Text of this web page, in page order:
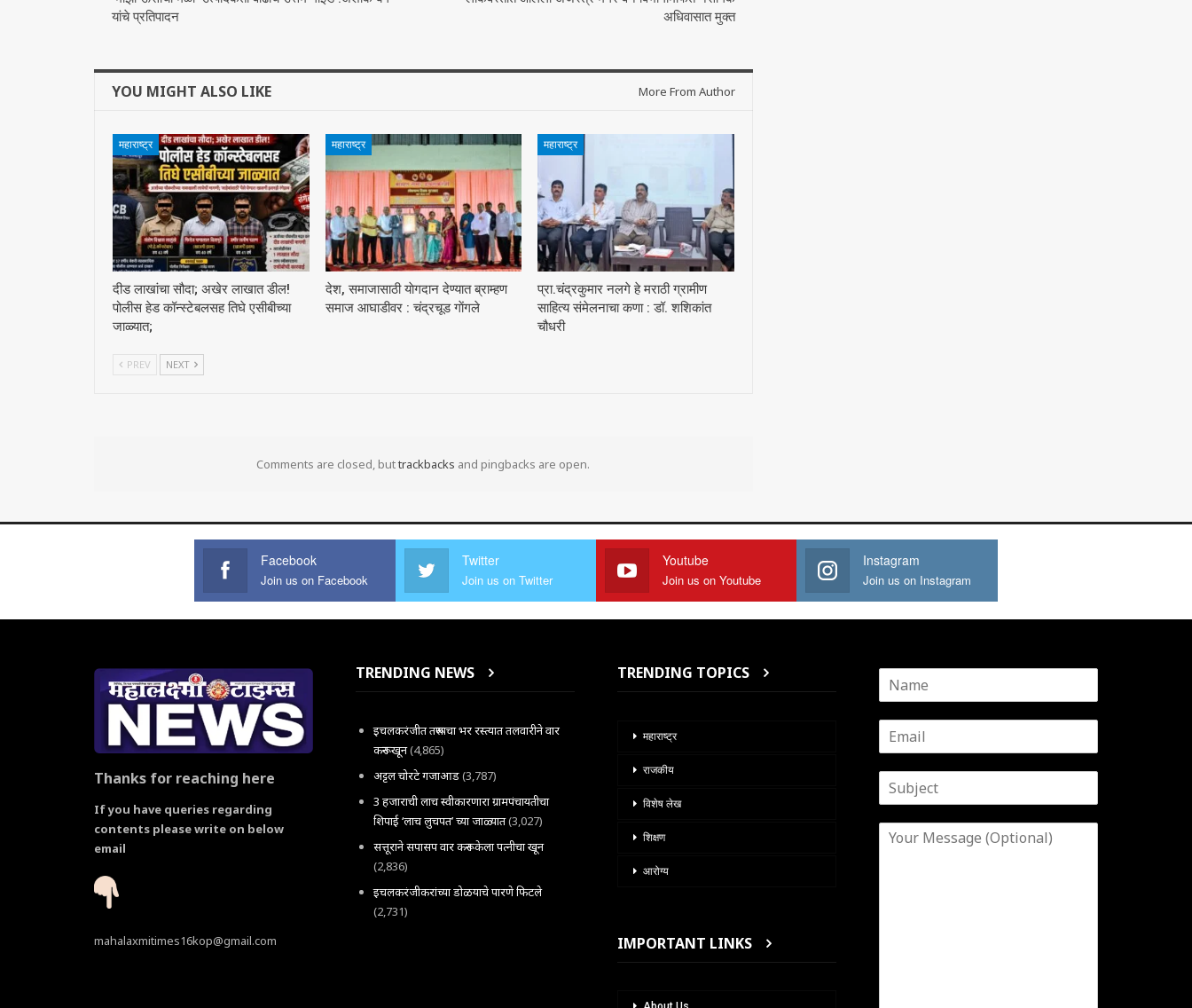
यांचे प्रतिपादन
अधिवासात मुक्त
YOU MIGHT ALSO LIKE More From Author
महाराष्ट्र
दीड लाखांचा सौदा; अखेर लाखात डील!
पोलीस हेड कॉन्स्टेबलसह तिघे एसीबीच्या
जाळ्यात;
महाराष्ट्र
देश, समाजासाठी याेगदान देण्यात ब्राम्हण
समाज आघाडीवर : चंद्रचूड गाेंगले
महाराष्ट्र
प्रा.चंद्रकुमार नलगे हे मराठी ग्रामीण
साहित्य संमेलनाचा कणा : डॉ. शशिकांत
चौधरी
PREV NEXT
Comments are closed, buttrackbacks and pingbacks are open.
Facebook
Join us on Facebook
Twitter
Join us on Twitter
Youtube
Join us on Youtube
Instagram
Join us on Instagram
Thanks for reaching here
If you have queries regarding
contents please write on below
email
mahalaxmitimes16kop@gmail.com
TRENDING NEWS
इचलकरंजीत तरूणाचा भर रस्त्यात तलवारीने वार
करून खून(4,865)
अट्टल चोरटे गजाआड(3,787)
3 हजाराची लाच स्वीकारणारा ग्रामपंचायतीचा
शिपाई ‘लाच लुचपत’ च्या जाळ्यात(3,027)
सत्तूराने सपासप वार करून केला पत्नीचा खून
(2,836)
इचलकरंजीकरांच्या डोळयाचे पारणे फिटले
(2,731)
TRENDING TOPICS
महाराष्ट्र
राजकीय
विशेष लेख
शिक्षण
आरोग्य
IMPORTANT LINKS